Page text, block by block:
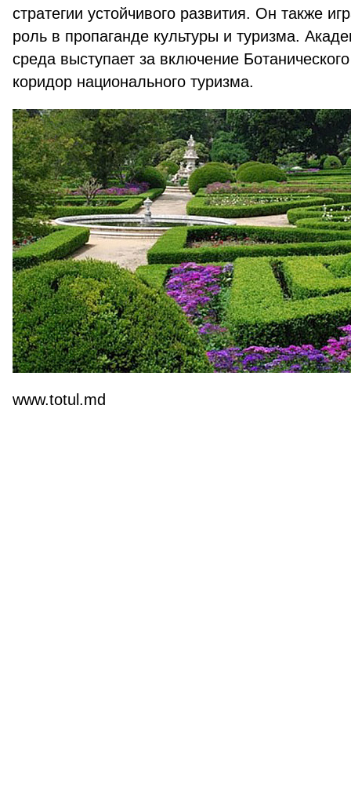
стратегии устойчивого развития. Он также
роль в пропаганде культуры и туризма.
среда выступает за включение
коридор национального туризма.
www.totul.md